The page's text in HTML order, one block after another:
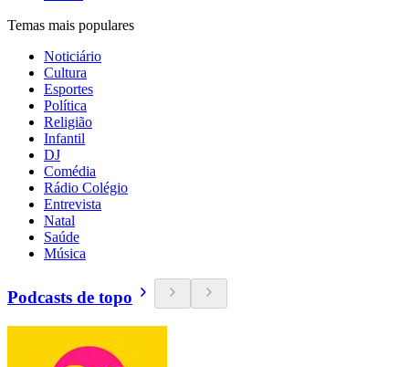
Temas mais populares
Noticiário
Cultura
Esportes
Política
Religião
Infantil
DJ
Comédia
Rádio Colégio
Entrevista
Natal
Saúde
Música
Podcasts de topo